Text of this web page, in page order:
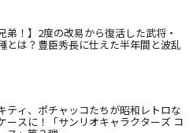
弟！】2度の改易から復活した武将・
とは？豊臣秀長に仕えた半年間と波乱
ティ、ポチャッコたちが昭和レトロな
ースに！「サンリオキャラクターズ コ